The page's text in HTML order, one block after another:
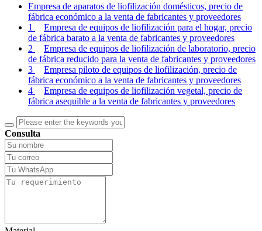
Empresa de aparatos de liofilización domésticos, precio de
fábrica económico a la venta de fabricantes y proveedores
1
Empresa de equipos de liofilización para el hogar, precio
de fábrica barato a la venta de fabricantes y proveedores
2
Empresa de equipos de liofilización de laboratorio, precio
de fábrica reducido para la venta de fabricantes y proveedores
3
Empresa piloto de equipos de liofilización, precio de
fábrica económico a la venta de fabricantes y proveedores
4
Empresa de equipos de liofilización vegetal, precio de
fábrica asequible a la venta de fabricantes y proveedores
Consulta